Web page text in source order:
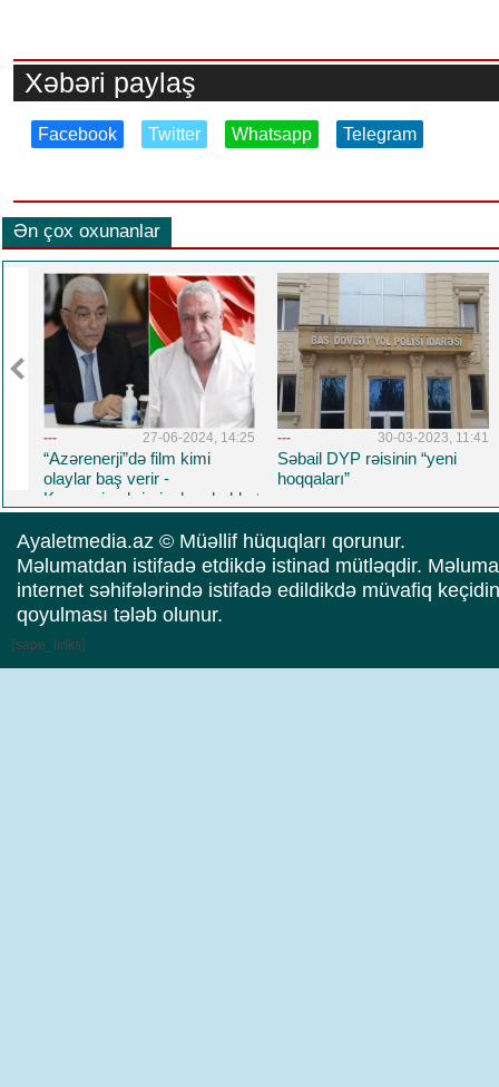
Xəbəri paylaş
Facebook Twitter Whatsapp Telegram
Ən çox oxunanlar
--- 27-06-2024, 14:25
“Azərenerji”də film kimi
olaylar baş verir -
Korrupsiya,kriminal,məhəbbət
və daha nələr.. Üzeyir
Yusifovun "Məcnun"u
oynadığı filmdə Baba
Rzayev də baş roldadı
--- 30-03-2023, 11:41
Səbail DYP rəisinin “yeni
hoqqaları”
Ayaletmedia.az © Müəllif hüquqları qorunur.
Məlumatdan istifadə etdikdə istinad mütləqdir.
internet səhifələrində istifadə edildikdə müvafiq keçidin
qoyulması tələb olunur.
{sape_links}